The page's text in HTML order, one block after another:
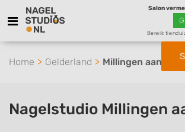
Salon
Bereik
Home Gelderland Millingen aan de
Nagelstudio Millingen